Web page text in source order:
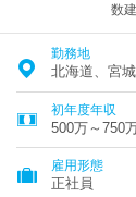
数
勤務地
北海道、宮
初年度年収
500万～750
雇用形態
正社員